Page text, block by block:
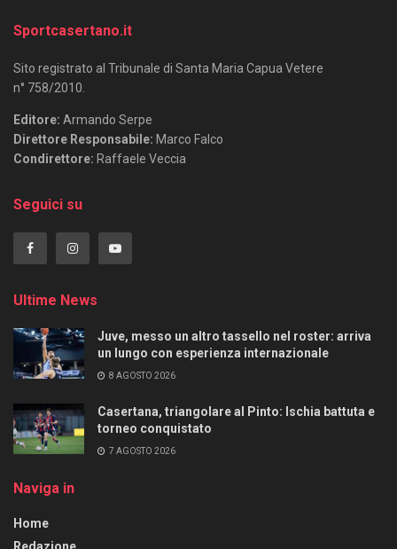
Sportcasertano.it
Sito registrato al Tribunale di Santa Maria Capua Vetere
n° 758/2010.
Editore: Armando Serpe
Direttore Responsabile: Marco Falco
Condirettore: Raffaele Veccia
Seguici su
Ultime News
Juve, messo un altro tassello nel roster: arriva
un lungo con esperienza internazionale
8 AGOSTO 2026
Casertana, triangolare al Pinto: Ischia battuta e
torneo conquistato
7 AGOSTO 2026
Naviga in
Home
Redazione